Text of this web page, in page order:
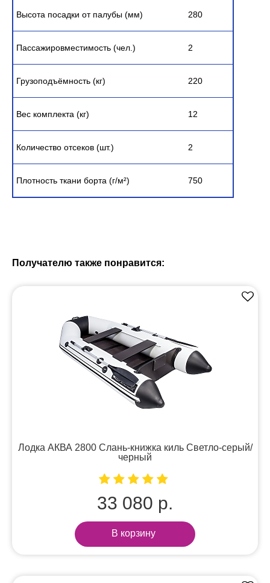
Высота посадки от палубы (мм) 280
Пассажировместимость (чел.) 2
Грузоподъёмность (кг) 220
Вес комплекта (кг) 12
Количество отсеков (шт.) 2
Плотность ткани борта (г/м²) 750
Получателю также понравится:
Лодка АКВА 2800 Слань-книжка киль Светло-серый/
черный
33 080 р.
В корзину